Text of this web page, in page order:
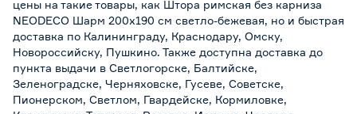
цены на такие товары, как Штора римская без карниза
NEODECO Шарм 200х190 см светло-бежевая, но и быстрая
доставка по Калининграду, Краснодару, Омску,
Новороссийску, Пушкино. Также доступна доставка до
пункта выдачи в Светлогорске, Балтийске,
Зеленоградске, Черняховске, Гусеве, Советске,
Пионерском, Светлом, Гвардейске, Кормиловке,